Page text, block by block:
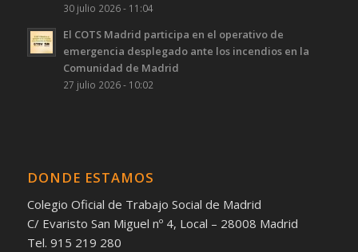
30 julio 2026 - 11:04
El COTS Madrid participa en el operativo de
emergencia desplegado ante los incendios en la
Comunidad de Madrid
27 julio 2026 - 10:02
DONDE ESTAMOS
Colegio Oficial de Trabajo Social de Madrid
C/ Evaristo San Miguel nº 4, Local – 28008 Madrid
Tel. 915 219 280